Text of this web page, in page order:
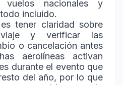
vuelos nacionales y
incluido.
tener claridad sobre
y verificar las
o cancelación antes
aerolíneas activan
durante el evento que
del año, por lo que